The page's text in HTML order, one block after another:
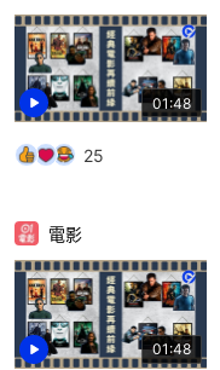
01:48
25
01:48
電影